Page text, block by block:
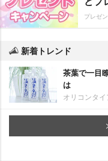
プレゼ
新着トレンド
茶葉で一目
は
オリコンタ